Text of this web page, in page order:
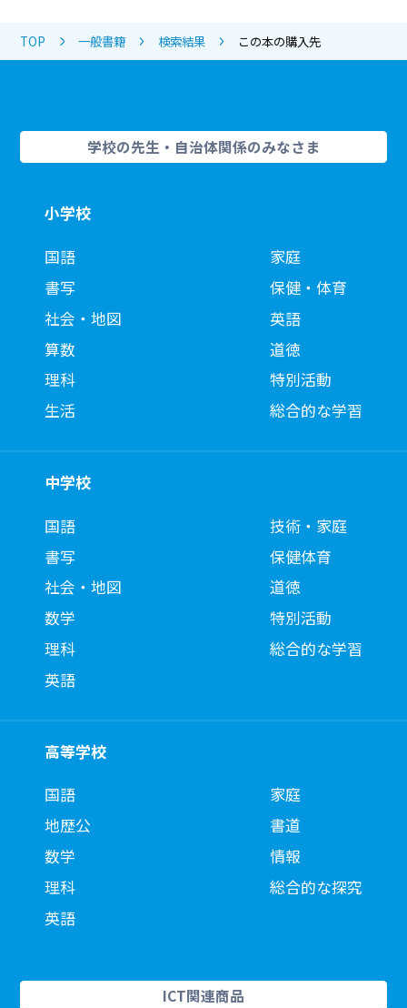
TOP 一般書籍 検索結果 この本の購入先
学校の先生・自治体関係のみなさま
小学校
国語
書写
社会・地図
算数
理科
生活
家庭
保健・体育
英語
道徳
特別活動
総合的な学習
中学校
国語
書写
社会・地図
数学
理科
英語
技術・家庭
保健体育
道徳
特別活動
総合的な学習
高等学校
国語
地歴公
数学
理科
英語
家庭
書道
情報
総合的な探究
ICT関連商品